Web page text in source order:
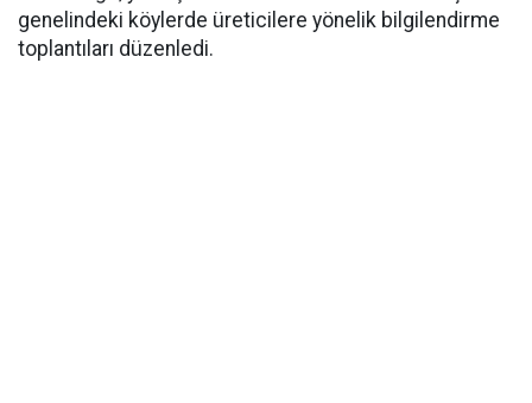
genelindeki köylerde üreticilere yönelik bilgilendirme
toplantıları düzenledi.